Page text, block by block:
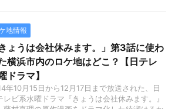
地情報
きょうは会社休みます。」第3話に使わ
横浜市内のロケ地はどこ？【日テレ
ドラマ】
年10月15日から12月17日まで放送された、日
レビ系水曜ドラマ『きょうは会社休みます。』